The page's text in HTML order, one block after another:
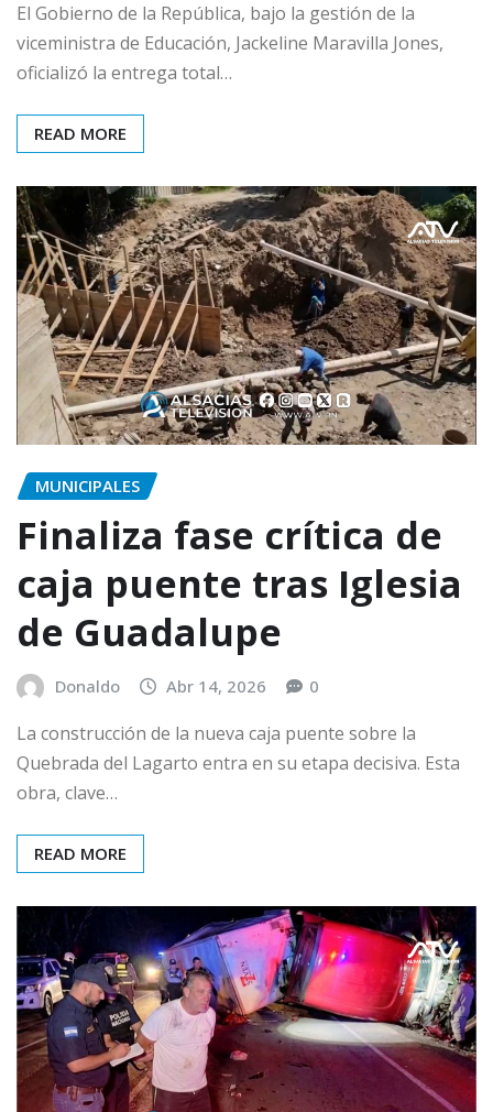
El Gobierno de la República, bajo la gestión de la
viceministra de Educación, Jackeline Maravilla Jones,
oficializó la entrega total…
READ MORE
MUNICIPALES
Finaliza fase crítica de
caja puente tras Iglesia
de Guadalupe
Donaldo Abr 14, 2026 0
La construcción de la nueva caja puente sobre la
Quebrada del Lagarto entra en su etapa decisiva. Esta
obra, clave…
READ MORE